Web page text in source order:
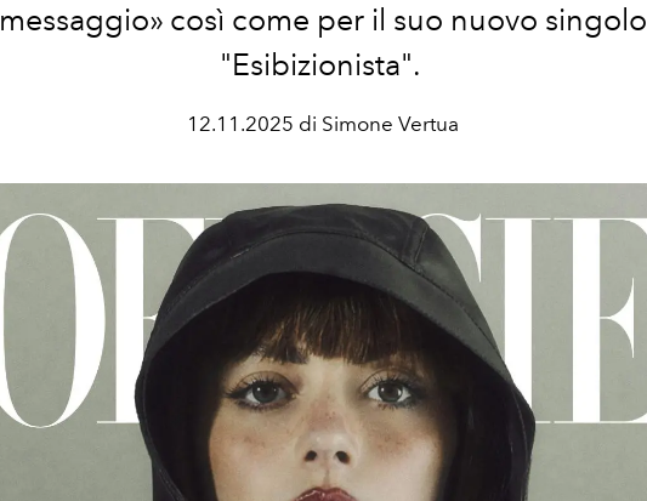
messaggio» così come per il suo nuovo singolo
"Esibizionista".
12.11.2025 di Simone Vertua